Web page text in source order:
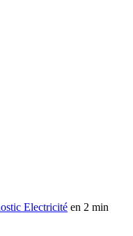
Electricité en 2 min